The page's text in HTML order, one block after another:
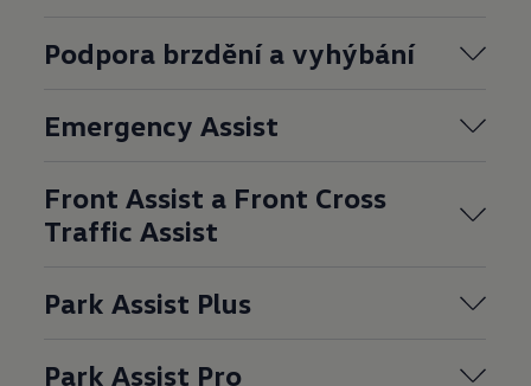
Podpora brzdění a vyhýbání
Emergency Assist
Front Assist a Front Cross
Traffic Assist
Park Assist Plus
Park Assist Pro